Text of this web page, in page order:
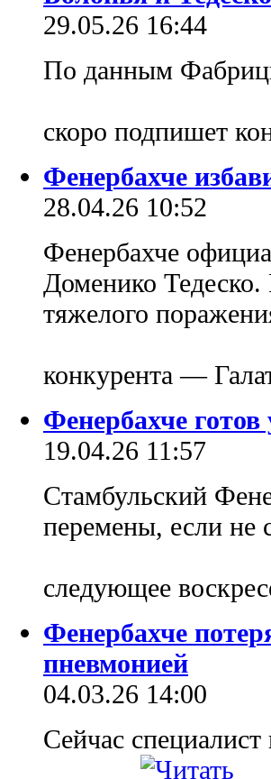
29.05.26 16:44
По данным
скоро подпишет
Фенербахче
28.04.26 10:52
Фенербахче
Доменико
тяжелого
конкурента —
Фенербахче готов
19.04.26 11:57
Стамбульский
перемены, если не
следующее
Фенербахче
пневмонией
04.03.26 14:00
Сейчас